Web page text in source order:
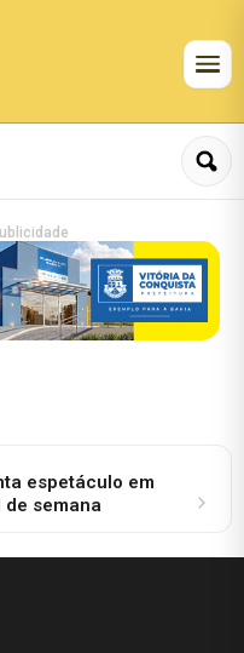
espetáculo em
semana